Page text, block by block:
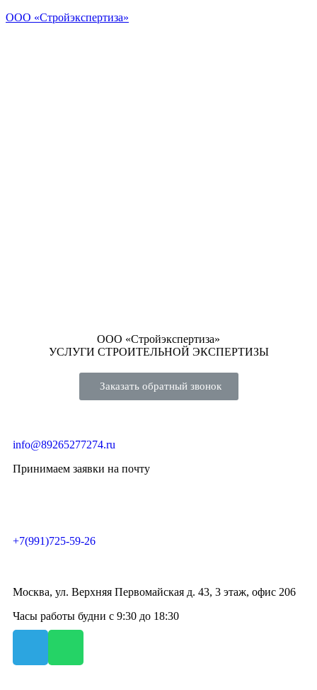
ООО «Стройэкспертиза»
ООО «Стройэкспертиза»
УСЛУГИ СТРОИТЕЛЬНОЙ ЭКСПЕРТИЗЫ
Заказать обратный звонок
info@89265277274.ru
Принимаем заявки на почту
+7(991)725-59-26
Москва, ул. Верхняя Первомайская д. 43, 3 этаж, офис 206
Часы работы будни с 9:30 до 18:30